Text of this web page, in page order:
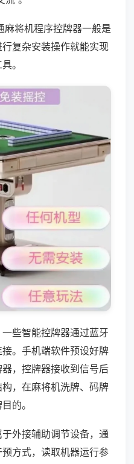
麻将机程序控牌器一般是
复杂安装操作就能实现
。
些智能控牌器通过蓝牙
。手机端软件预设好牌
，控牌器接收到信号后
，在麻将机洗牌、码牌
的。
外接辅助调节设备，通
方式，读取机器运行参